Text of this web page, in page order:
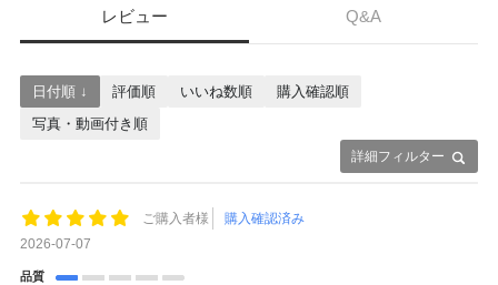
レビュー Q&A
詳細フィルター
日付順 ↓ 評価順 いいね数順
購入確認順
写真・動画付き順
ご購入者様
購入確認済み
2026-07-07
品質